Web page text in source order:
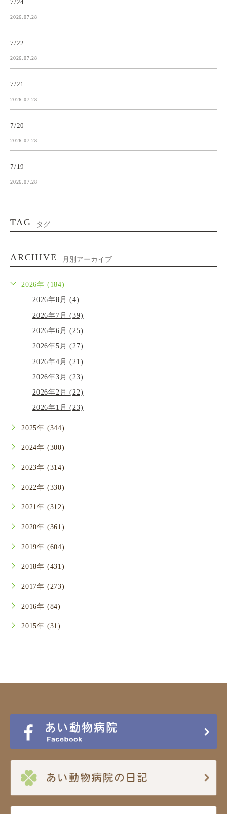
7/24
2026.07.28
7/22
2026.07.28
7/21
2026.07.28
7/20
2026.07.28
7/19
2026.07.28
TAG タグ
ARCHIVE 月別アーカイブ
2026年 (184)
2026年8月 (4)
2026年7月 (39)
2026年6月 (25)
2026年5月 (27)
2026年4月 (21)
2026年3月 (23)
2026年2月 (22)
2026年1月 (23)
2025年 (344)
2024年 (300)
2023年 (314)
2022年 (330)
2021年 (312)
2020年 (361)
2019年 (604)
2018年 (431)
2017年 (273)
2016年 (84)
2015年 (31)